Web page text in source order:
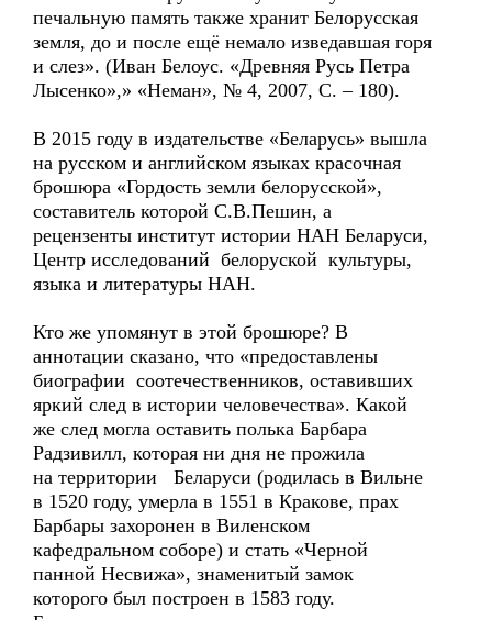
печальную память также хранит Белорусская
земля, до и после ещё немало изведавшая горя
и слез». (Иван Белоус. «Древняя Русь Петра
Лысенко»,» «Неман», № 4, 2007, С. – 180).
В 2015 году в издательстве «Беларусь» вышла
на русском и английском языках красочная
брошюра «Гордость земли белорусской»,
составитель которой С.В.Пешин, а
рецензенты институт истории НАН Беларуси,
Центр исследований белоруской культуры,
языка и литературы НАН.
Кто же упомянут в этой брошюре? В
аннотации сказано, что «предоставлены
биографии соотечественников, оставивших
яркий след в истории человечества». Какой
же след могла оставить полька Барбара
Радзивилл, которая ни дня не прожила
на территории Беларуси (родилась в Вильне
в 1520 году, умерла в 1551 в Кракове, прах
Барбары захоронен в Виленском
кафедральном соборе) и стать «Черной
панной Несвижа», знаменитый замок
которого был построен в 1583 году.